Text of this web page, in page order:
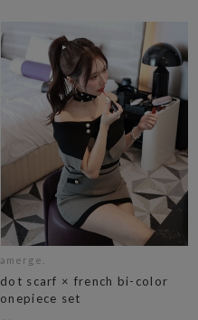
amerge.
dot scarf × french bi-color
onepiece set